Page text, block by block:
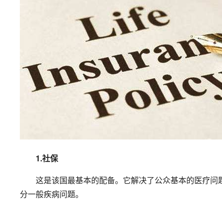
1.社保
这是该国最基本的配备。它解决了公众基本的医疗问
分一般疾病问题。